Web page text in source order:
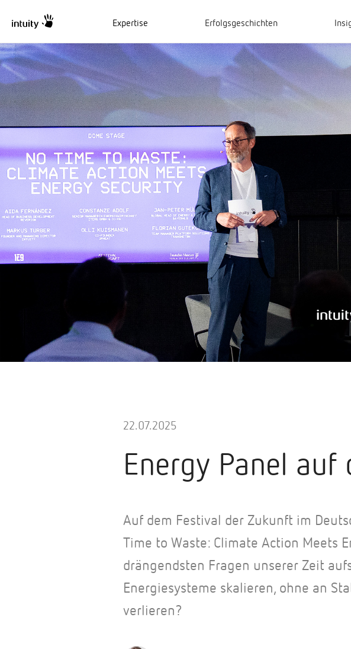
Expertise Erfolgsgeschichten
22.07.2025
Energy Panel
Auf dem Festival der Zukunft im
Time to Waste: Climate Action Meets
drängendsten Fragen unserer Zeit
Energiesysteme skalieren, ohne an
verlieren?